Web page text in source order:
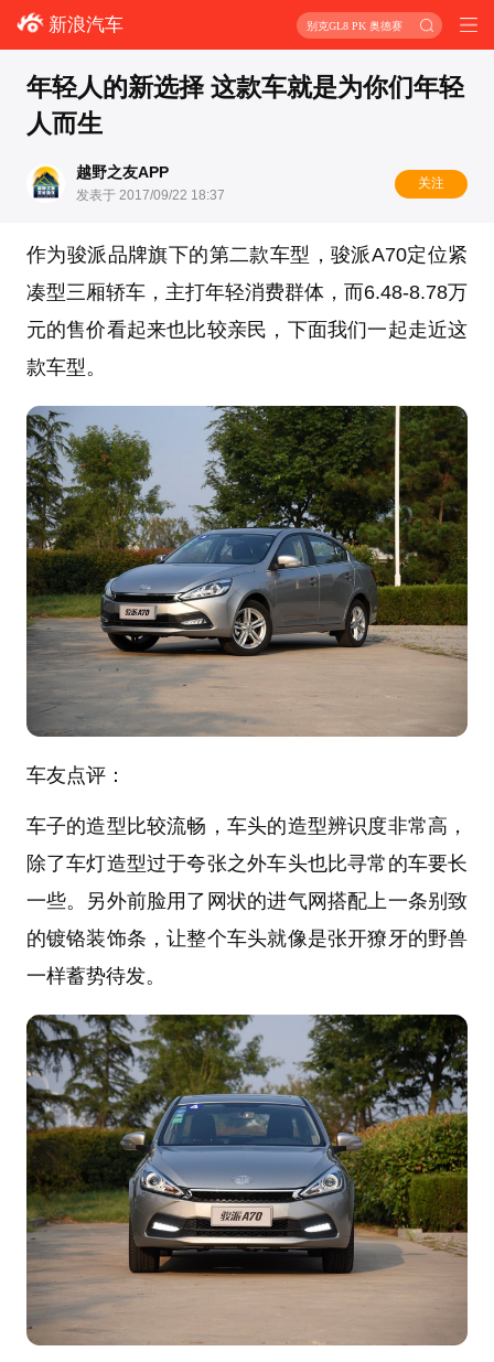
新浪汽车 别克GL8 PK 奥德赛
年轻人的新选择 这款车就是为你们年轻
人而生
越野之友APP
发表于 2017/09/22 18:37
关注
作为骏派品牌旗下的第二款车型，骏派A70定位紧
凑型三厢轿车，主打年轻消费群体，而6.48-8.78万
元的售价看起来也比较亲民，下面我们一起走近这
款车型。
车友点评：
车子的造型比较流畅，车头的造型辨识度非常高，
除了车灯造型过于夸张之外车头也比寻常的车要长
一些。另外前脸用了网状的进气网搭配上一条别致
的镀铬装饰条，让整个车头就像是张开獠牙的野兽
一样蓄势待发。